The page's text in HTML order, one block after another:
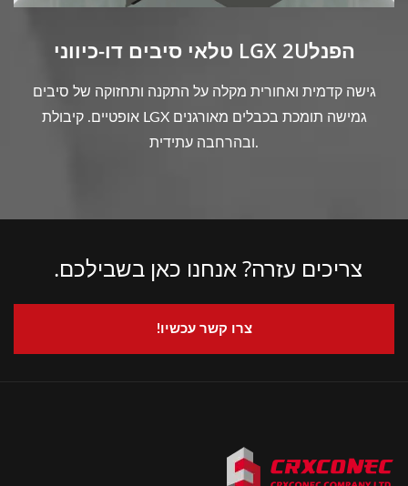
טלאי סיבים דו-כיווני LGX 2Uהפנל
גישה קדמית ואחורית מקלה על התקנה ותחזוקה של סיבים
אופטיים. קיבולת LGX גמישה תומכת בכבלים מאורגנים
ובהרחבה עתידית.
צריכים עזרה? אנחנו כאן בשבילכם.
צרו קשר עכשיו!